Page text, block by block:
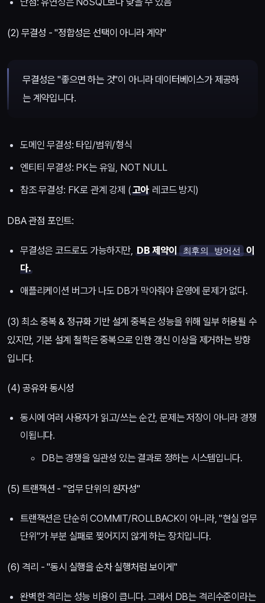
(2) 무결성 - "정합성은 선택이 아니라 계약"
무결성은 "좋으면 하는 것"이 아니라 데이터베이스가 제공하
는 계약입니다.
도메인 무결성: 타입/범위/형식
엔티티 무결성: PK는 유일, NOT NULL
참조 무결성: FK로 관계 강제 (고아 레코드 방지)
DBA 관점 포인트:
무결성은 코드로도 가능하지만, DB 제약이 최후의 방어선 이
다.
애플리케이션 버그가 나도 DB가 막아줘야 운영에 문제가 없다.
(3) 최소 중복 & 정규화 기반 설계 중복은 성능을 위해 일부 허용될 수
있지만, 기본 설계 철학은 중복으로 인한 갱신 이상을 제거하는 방향
입니다.
(4) 공유와 동시성
동시에 여러 사용자가 읽고/쓰는 순간, 문제는 저장이 아니라 경쟁
이됩니다.
DB는 경쟁을 일관성 있는 결과로 정하는 시스템입니다.
(5) 트랜잭션 - "업무 단위의 원자성"
트랜잭션은 단순히 COMMIT/ROLLBACK이 아니라, "현실 업무
단위"가 부분 실패로 찢어지지 않게 하는 장치입니다.
(6) 격리 - "동시 실행을 순차 실행처럼 보이게"
완벽한 격리는 성능 비용이 큽니다. 그래서 DB는 격리수준이라는